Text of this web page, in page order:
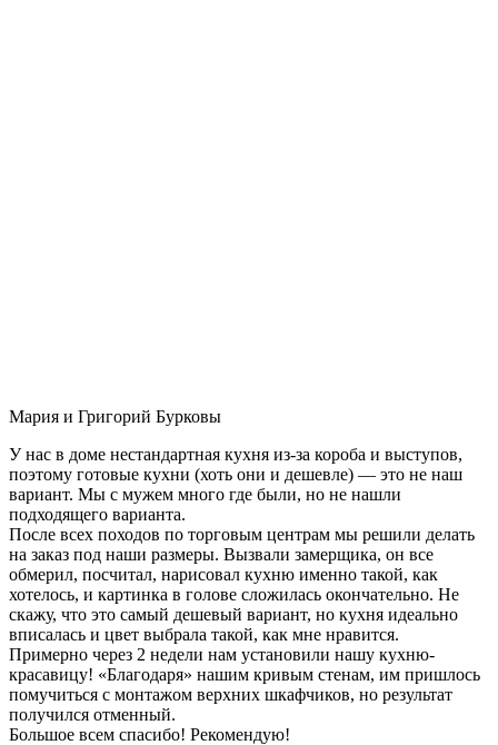
Мария и Григорий Бурковы
У нас в доме нестандартная кухня из-за короба и выступов,
поэтому готовые кухни (хоть они и дешевле) — это не наш
вариант. Мы с мужем много где были, но не нашли
подходящего варианта.
После всех походов по торговым центрам мы решили делать
на заказ под наши размеры. Вызвали замерщика, он все
обмерил, посчитал, нарисовал кухню именно такой, как
хотелось, и картинка в голове сложилась окончательно. Не
скажу, что это самый дешевый вариант, но кухня идеально
вписалась и цвет выбрала такой, как мне нравится.
Примерно через 2 недели нам установили нашу кухню-
красавицу! «Благодаря» нашим кривым стенам, им пришлось
помучиться с монтажом верхних шкафчиков, но результат
получился отменный.
Большое всем спасибо! Рекомендую!